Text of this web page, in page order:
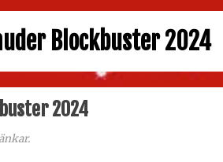
Blockbuster 2024
2024